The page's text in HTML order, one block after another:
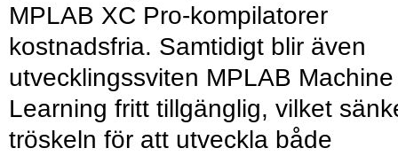
MPLAB XC Pro-kompilatorer
kostnadsfria. Samtidigt blir även
utvecklingssviten MPLAB Machine
Learning fritt tillgänglig, vilket
tröskeln för att utveckla både